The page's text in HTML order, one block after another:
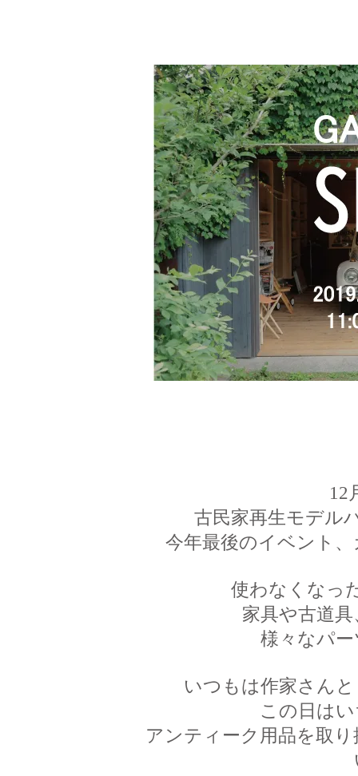
12
古民家再生モデル
今年最後のイベント
使わなくなっ
家具や古道
様々なパ
いつもは作家さん
この日は
アンティーク用品を取